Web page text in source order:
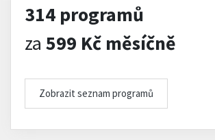
314 programů
za 599 Kč měsíčně
Zobrazit seznam programů